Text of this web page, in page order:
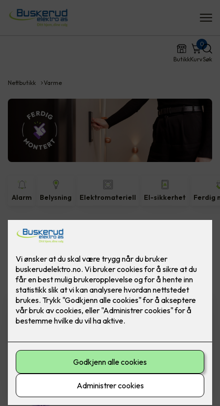
ButikkKurv
0
Søk
Nettbutikk Varme
Alarm Belysning Elektromateriell El-sikkerhet Ferdig
Vis flerefiltre
Varmefolie med
isolasjonsplate - Ferdig
Varmefolie 100cm som
Controls. Pris ferdig montert per kvm.
980,-